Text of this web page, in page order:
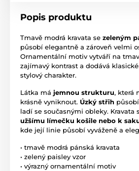
Popis produktu
Tmavě modrá kravata se zeleným
působí elegantně a zároveň velmi
Ornamentální motiv vytváří na
zajímavý kontrast a dodává
stylový charakter.
Látka má jemnou strukturu, která
krásně vyniknout. Úzký střih
ladí se současnými obleky. Kravata
užšímu límečku košile nebo k
kde její linie působí vyváženě a
• tmavě modrá pánská kravata
• zelený paisley vzor
• výrazný ornamentální motiv